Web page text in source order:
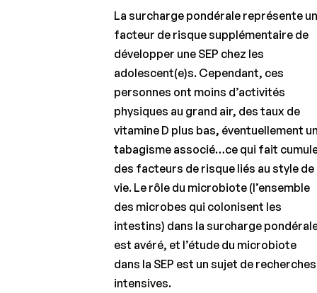
La surcharge pondérale représente
facteur de risque supplémentaire de
développer une SEP chez les
adolescent(e)s. Cependant, ces
personnes ont moins d’activités
physiques au grand air, des taux de
vitamine D plus bas, éventuellement
tabagisme associé…ce qui fait
des facteurs de risque liés au style de
vie. Le rôle du microbiote (l’ensemble
des microbes qui colonisent les
intestins) dans la surcharge
est avéré, et l’étude du microbiote
dans la SEP est un sujet de recherches
intensives.